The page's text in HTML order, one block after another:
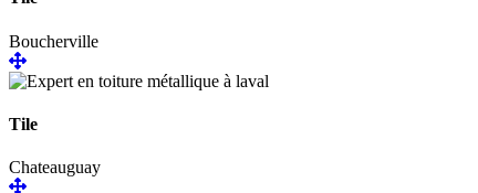
Boucherville
Tile
Chateauguay